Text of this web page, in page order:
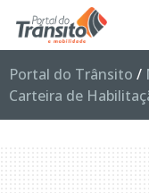
Portal do Trânsito /
Carteira de